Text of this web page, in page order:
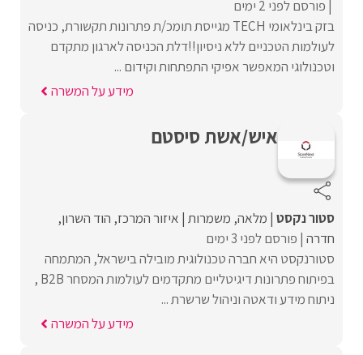
פורסם לפני 2 ימים
בזק בינלאומי TECH מגייסת תומכ/ת פתרונות תקשורת, כניסה
לעולמות הטכניים ללא ניסיון!!דלת הכניסה לארגון מתקדם
וטכנולוגי המאפשר אפיקי התפתחות וקידום ...
מידע על המשרה
איש/אשת סיסטם
סטור נקסט מלאה משמרות איזור המרכז הוד השרון
חדרה פורסם לפני 3 ימים
סטורנקסט היא חברה טכנולוגית מובילה בישראל, המתמחה
בפיתוח פתרונות דיגיטליים מתקדמים לעולמות המסחר B2B ,
ניתוח מידע ודאטה וניהול שרשרת ...
מידע על המשרה